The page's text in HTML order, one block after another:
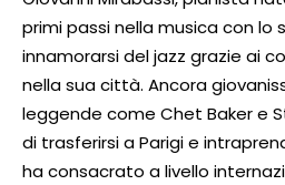
primi passi nella musica con lo
innamorarsi del jazz grazie ai
nella sua città. Ancora
leggende come Chet Baker e
di trasferirsi a Parigi e
ha consacrato a livello